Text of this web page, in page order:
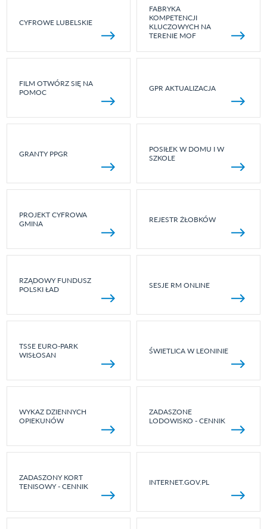
CYFROWE LUBELSKIE
FABRYKA
KOMPETENCJI
KLUCZOWYCH NA
TERENIE MOF
FILM OTWÓRZ SIĘ NA
POMOC
GPR AKTUALIZACJA
GRANTY PPGR
POSIŁEK W DOMU I W
SZKOLE
PROJEKT CYFROWA
GMINA
REJESTR ŻŁOBKÓW
RZĄDOWY FUNDUSZ
POLSKI ŁAD
SESJE RM ONLINE
TSSE EURO-PARK
WISŁOSAN
ŚWIETLICA W LEONINIE
WYKAZ DZIENNYCH
OPIEKUNÓW
ZADASZONE
LODOWISKO - CENNIK
ZADASZONY KORT
TENISOWY - CENNIK
INTERNET.GOV.PL